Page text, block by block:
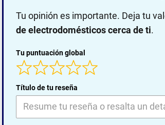
Tu opinión es importante. Deja tu
de electrodomésticos cerca de ti.
Tu puntuación global
Título de tu reseña